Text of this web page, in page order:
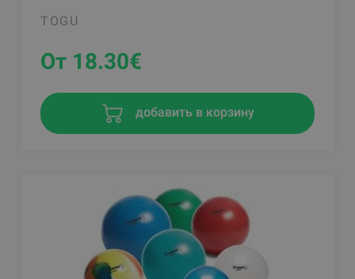
TOGU
От 18.30€
добавить в корзину